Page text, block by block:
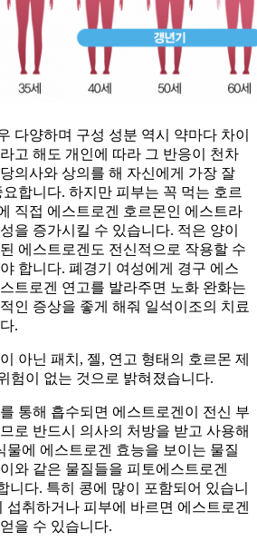
다양하며 구성 성분 역시 약마다 차이
고 해도 개인에 따라 그 반응이 천차
의사와 상의를 해 자신에게 가장 잘
합니다. 하지만 피부는 꼭 먹는 호르
직접 에스트로겐 호르몬인 에스트라
을 증가시킬 수 있습니다. 적은 양이
에스트로겐도 전신적으로 작용할 수
합니다. 폐경기 여성에게 경구 에스
트로겐 연고를 발라주면 노화 완화는
인 증상을 좋게 해줘 일석이조의 치료
.
아닌 패치, 젤, 연고 형태의 호르몬 제
험이 없는 것으로 밝혀졌습니다.
통해 흡수되면 에스트로겐이 전신 부
로 반드시 의사의 처방을 받고 사용해
물에 에스트로겐 효능을 보이는 물질
와 같은 물질들을 피토에스트로겐
니다. 특히 콩에 많이 포함되어 있습니
섭취하거나 피부에 바르면 에스트로겐
을 수 있습니다.